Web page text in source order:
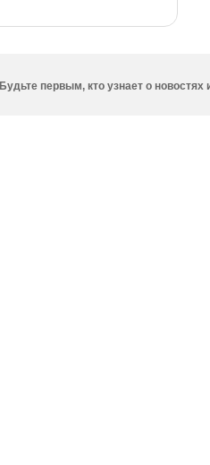
Будьте первым, кто узнает о